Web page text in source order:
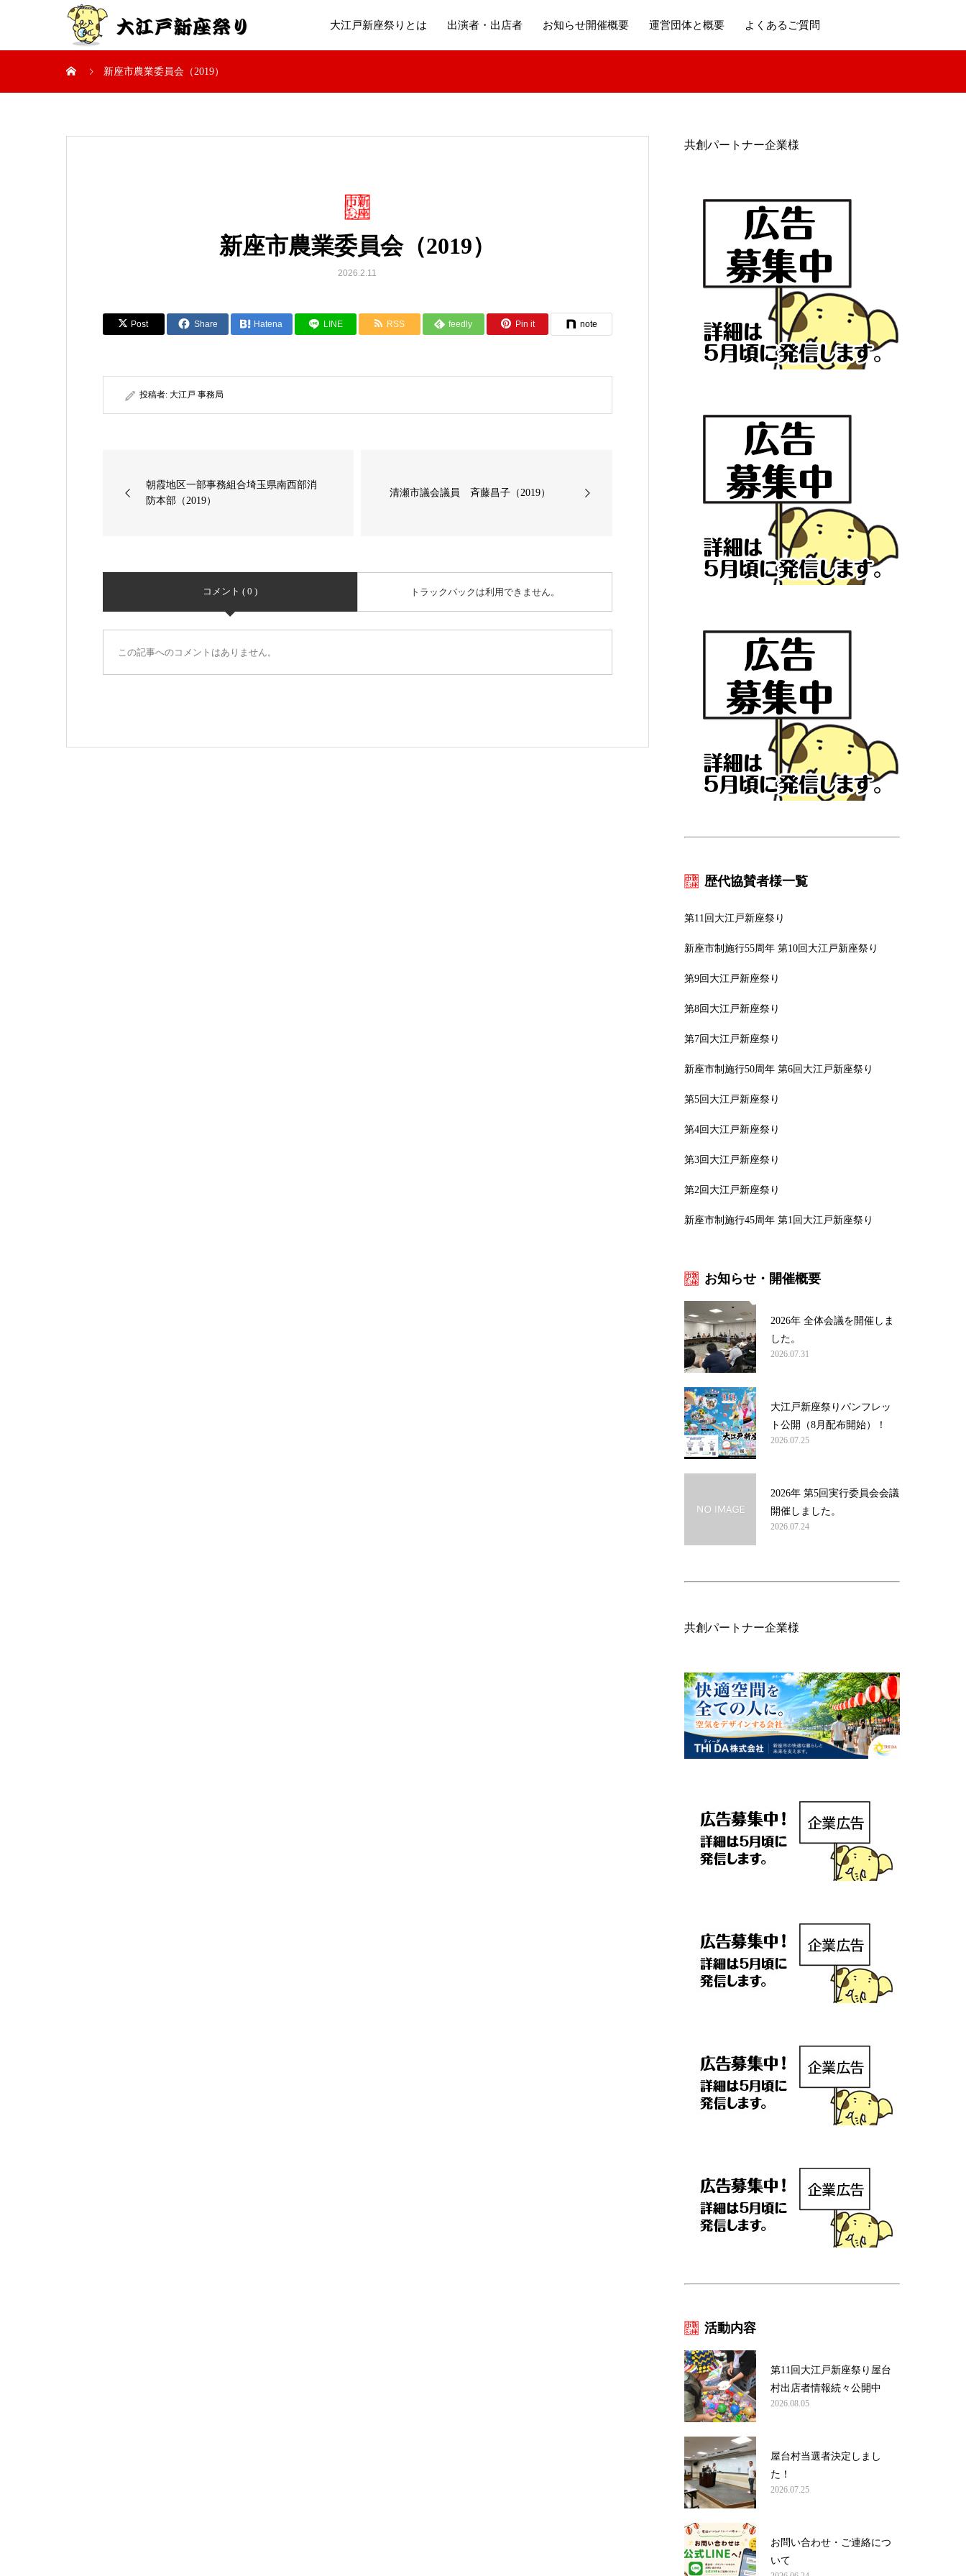
大江戸新座祭りとは 出演者・出店者 お知らせ開催概要 運営団体と概要 よくあるご質問
新座市農業委員会（2019）
新座市農業委員会（2019）
2026.2.11
Post Share Hatena LINE RSS feedly Pin it note
投稿者: 大江戸 事務局
朝霞地区一部事務組合埼玉県南西部消
防本部（2019）
清瀬市議会議員 斉藤昌子（2019）
コメント ( 0 ) トラックバックは利用できません。
この記事へのコメントはありません。
共創パートナー企業様
歴代協賛者様一覧
第11回大江戸新座祭り
新座市制施行55周年 第10回大江戸新座祭り
第9回大江戸新座祭り
第8回大江戸新座祭り
第7回大江戸新座祭り
新座市制施行50周年 第6回大江戸新座祭り
第5回大江戸新座祭り
第4回大江戸新座祭り
第3回大江戸新座祭り
第2回大江戸新座祭り
新座市制施行45周年 第1回大江戸新座祭り
お知らせ・開催概要
2026年 全体会議を開催しま
した。
2026.07.31
大江戸新座祭りパンフレッ
ト公開（8月配布開始）！
2026.07.25
2026年 第5回実行委員会会議
開催しました。
2026.07.24
共創パートナー企業様
活動内容
第11回大江戸新座祭り屋台
村出店者情報続々公開中
2026.08.05
屋台村当選者決定しまし
た！
2026.07.25
お問い合わせ・ご連絡につ
いて